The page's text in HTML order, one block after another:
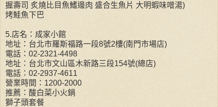
握壽司 炙燒比目魚鰭邊肉 盛合生魚片 大明蝦味噌湯)
烤鮭魚下巴
5.店名：成家小館
地址：台北市羅斯福路一段8號2樓(南門市場店)
電話：02-2321-4498
地址：台北市文山區木新路三段154號(總店)
電話：02-2937-4611
營業時間：1200-2000
推薦：酸白菜小火鍋
獅子頭套餐